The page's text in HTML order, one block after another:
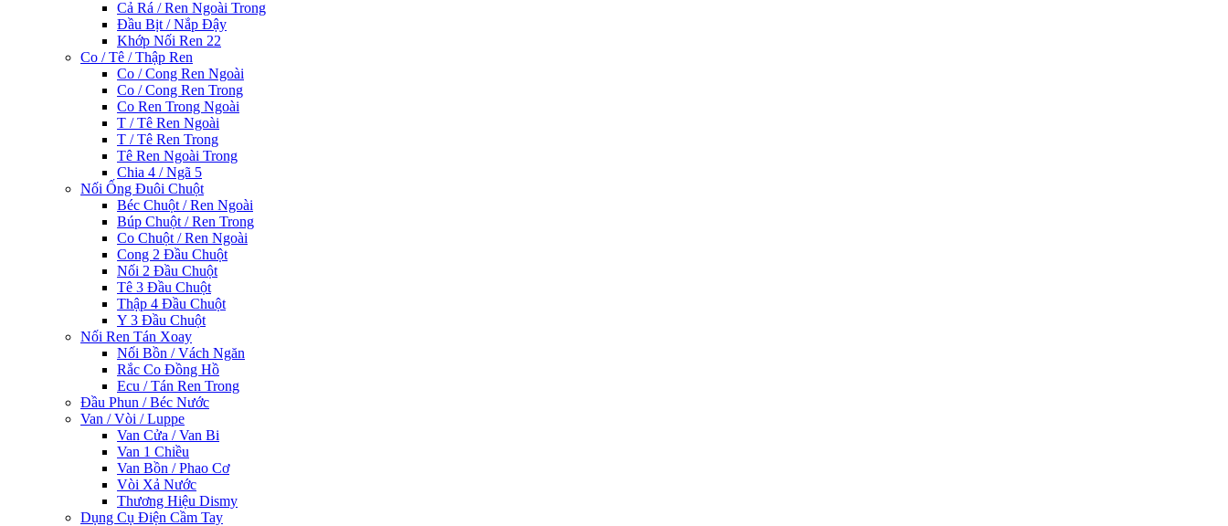
Cả Rá / Ren Ngoài Trong
Đầu Bịt / Nắp Đậy
Khớp Nối Ren 22
Co / Tê / Thập Ren
Co / Cong Ren Ngoài
Co / Cong Ren Trong
Co Ren Trong Ngoài
T / Tê Ren Ngoài
T / Tê Ren Trong
Tê Ren Ngoài Trong
Chia 4 / Ngã 5
Nối Ống Đuôi Chuột
Béc Chuột / Ren Ngoài
Búp Chuột / Ren Trong
Co Chuột / Ren Ngoài
Cong 2 Đầu Chuột
Nối 2 Đầu Chuột
Tê 3 Đầu Chuột
Thập 4 Đầu Chuột
Y 3 Đầu Chuột
Nối Ren Tán Xoay
Nối Bồn / Vách Ngăn
Rắc Co Đồng Hồ
Ecu / Tán Ren Trong
Đầu Phun / Béc Nước
Van / Vòi / Luppe
Van Cửa / Van Bi
Van 1 Chiều
Van Bồn / Phao Cơ
Vòi Xả Nước
Thương Hiệu Dismy
Dụng Cụ Điện Cầm Tay